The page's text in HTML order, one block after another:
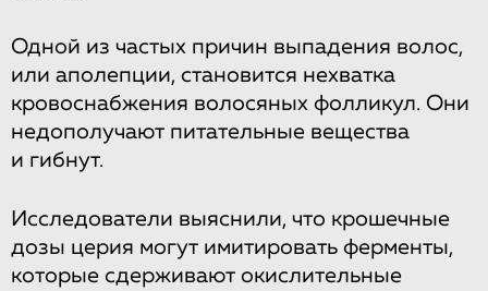
Одной из частых причин выпадения волос,
или аполепции, становится нехватка
кровоснабжения волосяных фолликул. Они
недополучают питательные вещества
и гибнут.
Исследователи выяснили, что крошечные
дозы церия могут имитировать ферменты,
которые сдерживают окислительные